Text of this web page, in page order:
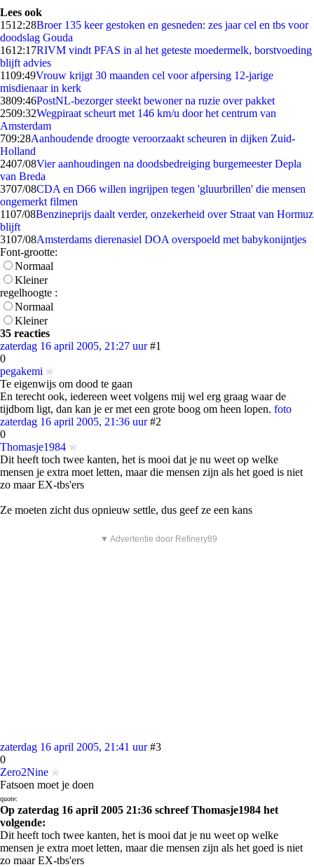
Lees ook
1512:28Broer 135 keer gestoken en gesneden: zes jaar cel en tbs voor
doodslag Gouda
1612:17RIVM vindt PFAS in al het geteste moedermelk, borstvoeding
blijft advies
1109:49Vrouw krijgt 30 maanden cel voor afpersing 12-jarige
misdienaar in kerk
3809:46PostNL-bezorger steekt bewoner na ruzie over pakket
2509:32Wegpiraat scheurt met 146 km/u door het centrum van
Amsterdam
709:28Aanhoudende droogte veroorzaakt scheuren in dijken Zuid-
Holland
2407/08Vier aanhoudingen na doodsbedreiging burgemeester Depla
van Breda
3707/08CDA en D66 willen ingrijpen tegen 'gluurbrillen' die mensen
ongemerkt filmen
1107/08Benzineprijs daalt verder, onzekerheid over Straat van Hormuz
blijft
3107/08Amsterdams dierenasiel DOA overspoeld met babykonijntjes
Font-grootte:
Normaal
Kleiner
regelhoogte :
Normaal
Kleiner
35 reacties
zaterdag 16 april 2005, 21:27 uur #1
0
pegakemi
Te eigenwijs om dood te gaan
En terecht ook, iedereen weet volgens mij wel erg graag waar de
tijdbom ligt, dan kan je er met een grote boog om heen lopen. foto
zaterdag 16 april 2005, 21:36 uur #2
0
Thomasje1984
Dit heeft toch twee kanten, het is mooi dat je nu weet op welke
mensen je extra moet letten, maar die mensen zijn als het goed is niet
zo maar EX-tbs'ers
Ze moeten zicht dus opnieuw settle, dus geef ze een kans
▼ Advertentie door Refinery89
zaterdag 16 april 2005, 21:41 uur #3
0
Zero2Nine
Fatsoen moet je doen
quote:
Op zaterdag 16 april 2005 21:36 schreef Thomasje1984 het
volgende:
Dit heeft toch twee kanten, het is mooi dat je nu weet op welke
mensen je extra moet letten, maar die mensen zijn als het goed is niet
zo maar EX-tbs'ers